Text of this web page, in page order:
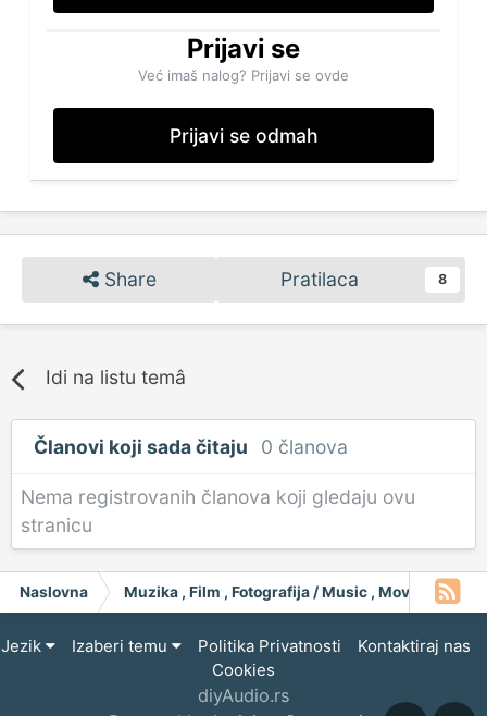
Prijavi se
Već imaš nalog? Prijavi se ovde
Prijavi se odmah
Share Pratilaca 8
Idi na listu temâ
Članovi koji sada čitaju 0 članova
Nema registrovanih članova koji gledaju ovu
stranicu
Naslovna Muzika , Film , Fotografija / Music , Moving
Jezik Izaberi temu Politika Privatnosti
Kontaktiraj nas
Cookies
diyAudio.rs